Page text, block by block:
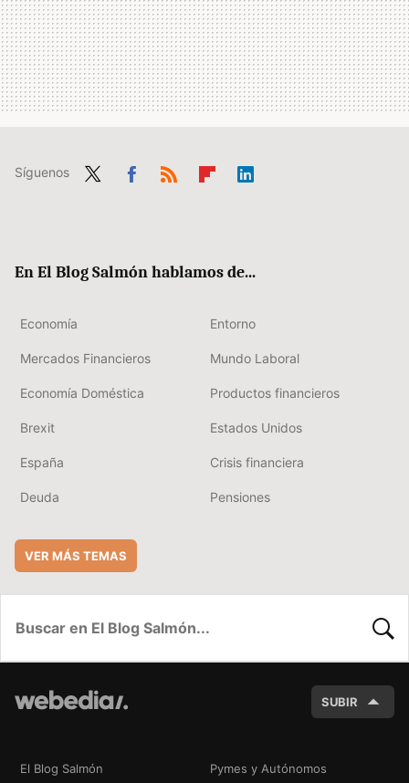
Síguenos
En El Blog Salmón hablamos de...
Economía Entorno
Mercados Financieros Mundo Laboral
Economía Doméstica Productos financieros
Brexit Estados Unidos
España Crisis financiera
Deuda Pensiones
VER MÁS TEMAS
SUBIR
El Blog Salmón Pymes y Autónomos